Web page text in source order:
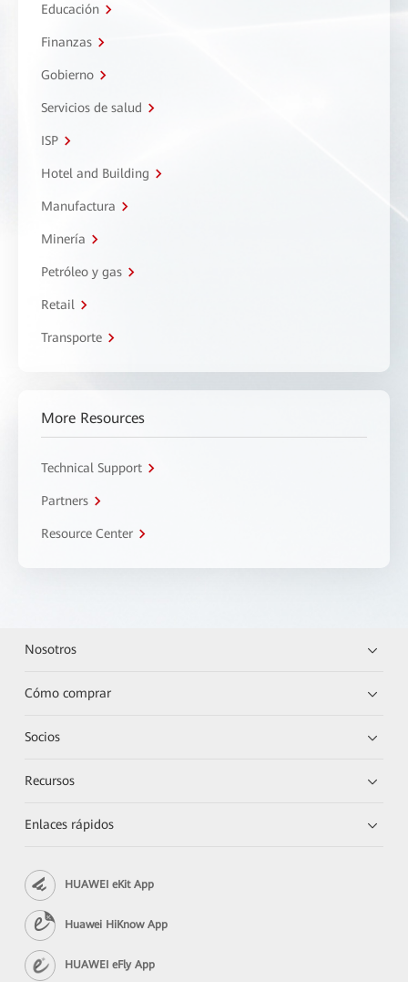
Educación
Finanzas
Gobierno
Servicios de salud
ISP
Hotel and Building
Manufactura
Minería
Petróleo y gas
Retail
Transporte
More Resources
Technical Support
Partners
Resource Center
Nosotros
Cómo comprar
Socios
Recursos
Enlaces rápidos
HUAWEI eKit App
Huawei HiKnow App
HUAWEI eFly App